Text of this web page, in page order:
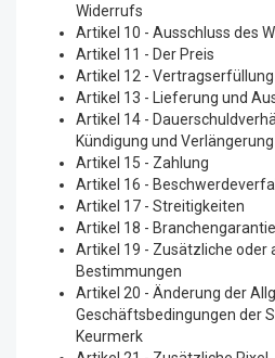
Widerrufs
Artikel 10 - Ausschluss des
Artikel 11 - Der Preis
Artikel 12 -
Artikel 13 - Lieferung und
Artikel 14 -
Kündigung und Verlängerung
Artikel 15 - Zahlung
Artikel 16 -
Artikel 17 - Streitigkeiten
Artikel 18 - Branchengarantie
Artikel 19 - Zusätzliche oder
Bestimmungen
Artikel 20 - Änderung der
Geschäftsbedingungen der
Keurmerk